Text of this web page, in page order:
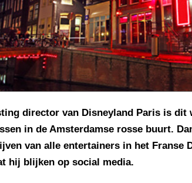
director van Disneyland Paris is dit
in de Amsterdamse rosse buurt.
van alle entertainers in het Franse
hij blijken op social media.